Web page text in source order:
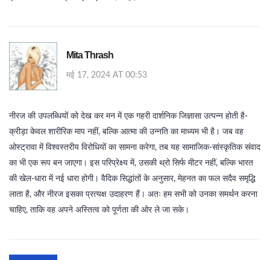
Mita Thrash
मई 17, 2024 AT 00:53
नीरज की उपलब्धियों को देख कर मन में एक गहरी दार्शनिक जिज्ञासा उत्पन्न होती है-
क्रीड़ा केवल शारीरिक माप नहीं, बल्कि आत्मा की उन्नति का माध्यम भी है। जब वह
ओस्ट्रावा में विश्वस्तरीय विरोधियों का सामना करेगा, तब यह सामाजिक-सांस्कृतिक संवाद
का भी एक रूप बन जाएगा। इस परिप्रेक्ष्य में, उसकी थ्रो सिर्फ मीटर नहीं, बल्कि भारत
की खेल‑धारा में नई धारा होगी। वैदिक सिद्धांतों के अनुसार, मेहनत का फल सदैव समृद्धि
लाता है, और नीरज इसका प्रत्यक्ष उदाहरण हैं। अतः हम सभी को उनका समर्थन करना
चाहिए, ताकि वह अपने अस्तित्व को पूर्णता की ओर ले जा सके।